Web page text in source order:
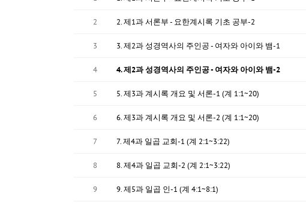
2 2. 제1과 서론부 - 요한계시록 기초 공부-2
3 3. 제2과 성경역사의 주인공 - 여자와 아이와 뱀-1
4 4. 제2과 성경역사의 주인공 - 여자와 아이와 뱀-2
5 5. 제3과 계시록 개요 및 서론-1 (계 1:1~20)
6 6. 제3과 계시록 개요 및 서론-2 (계 1:1~20)
7 7. 제4과 일곱 교회-1 (계 2:1~3:22)
8 8. 제4과 일곱 교회-2 (계 2:1~3:22)
9 9. 제5과 일곱 인-1 (계 4:1~8:1)